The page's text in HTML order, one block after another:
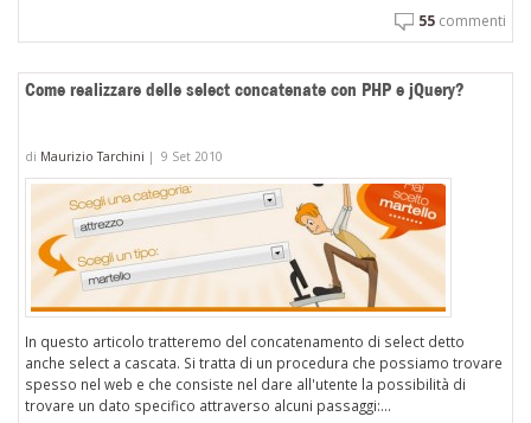
55 commenti
Come realizzare delle select concatenate con PHP e jQuery?
di Maurizio Tarchini | 9 Set 2010
In questo articolo tratteremo del concatenamento di select detto
anche select a cascata. Si tratta di un procedura che possiamo trovare
spesso nel web e che consiste nel dare all'utente la possibilità di
trovare un dato specifico attraverso alcuni passaggi:...